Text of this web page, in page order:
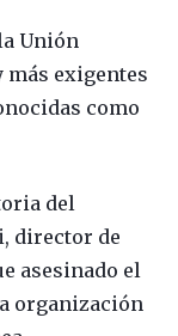
Unión
más exigentes
como
del
director de
asesinado el
organización